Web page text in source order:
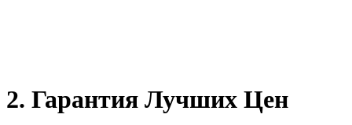
2. Гарантия Лучших Цен